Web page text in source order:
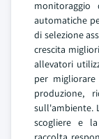
automatiche
di selezione
crescita
allevatori
per
produzione,
sull'ambiente.
scogliere e